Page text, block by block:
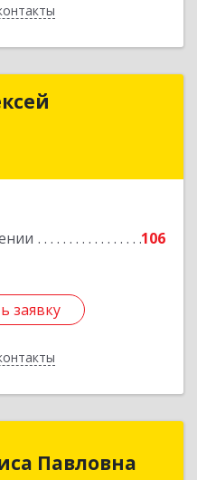
106
заявку
Алексей
Подробнее
заявку
Павловна